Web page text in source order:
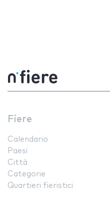
Fiere
Calendario
Paesi
Città
Categorie
Quartieri fieristici